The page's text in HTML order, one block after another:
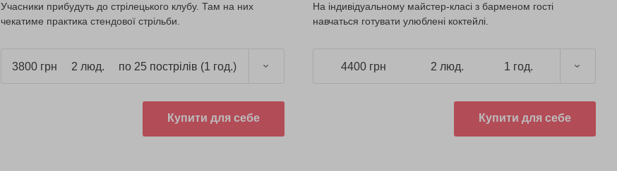
Учасники прибудуть до стрілецького клубу. Там на них
чекатиме практика стендової стрільби.
3800 грн 2 люд. по 25 пострілів (1 год.)
Купити для себе
На індивідуальному майстер-класі з барменом гості
навчаться готувати улюблені коктейлі.
4400 грн 2 люд. 1 год.
Купити для себе